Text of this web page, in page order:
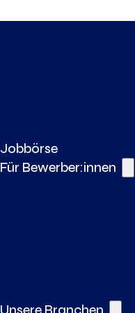
Jobbörse
Für Bewerber:innen